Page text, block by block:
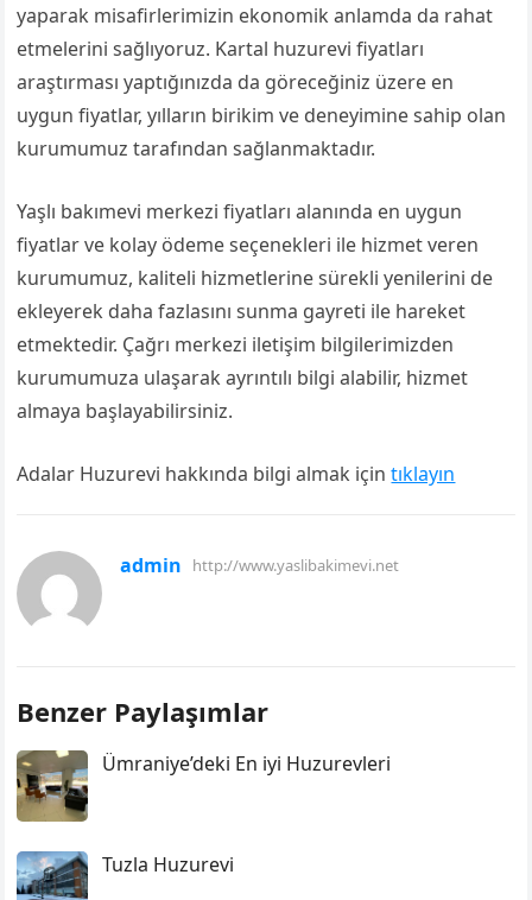
yaparak misafirlerimizin ekonomik anlamda da rahat
etmelerini sağlıyoruz. Kartal huzurevi fiyatları
araştırması yaptığınızda da göreceğiniz üzere en
uygun fiyatlar, yılların birikim ve deneyimine sahip olan
kurumumuz tarafından sağlanmaktadır.
Yaşlı bakımevi merkezi fiyatları alanında en uygun
fiyatlar ve kolay ödeme seçenekleri ile hizmet veren
kurumumuz, kaliteli hizmetlerine sürekli yenilerini de
ekleyerek daha fazlasını sunma gayreti ile hareket
etmektedir. Çağrı merkezi iletişim bilgilerimizden
kurumumuza ulaşarak ayrıntılı bilgi alabilir, hizmet
almaya başlayabilirsiniz.
Adalar Huzurevi hakkında bilgi almak içintıklayın
admin http://www.yaslibakimevi.net
Benzer Paylaşımlar
Ümraniye’deki En iyi Huzurevleri
Tuzla Huzurevi